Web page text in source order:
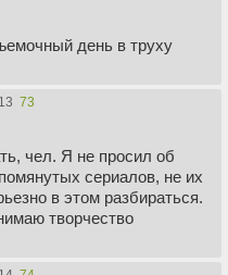
день в труху
73
чел. Я не просил об
сериалов, не их
в этом разбираться.
творчество